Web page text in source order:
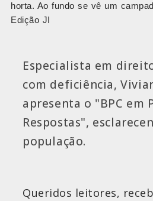
horta. Ao fundo se vê um
Edição JI
Especialista em
com deficiência,
apresenta o "BPC em
Respostas",
população.
Queridos leitores,